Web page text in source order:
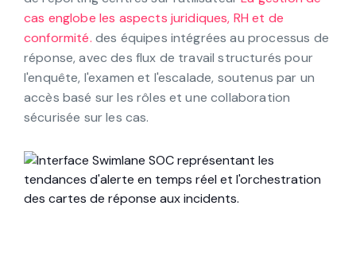
technologies. Tableaux de bord, rapports et outils
de reporting centrés sur l'utilisateur
La gestion de
cas englobe les aspects juridiques, RH et de
conformité.
des équipes intégrées au processus de
réponse, avec des flux de travail structurés pour
l'enquête, l'examen et l'escalade, soutenus par un
sécurisée sur les cas.